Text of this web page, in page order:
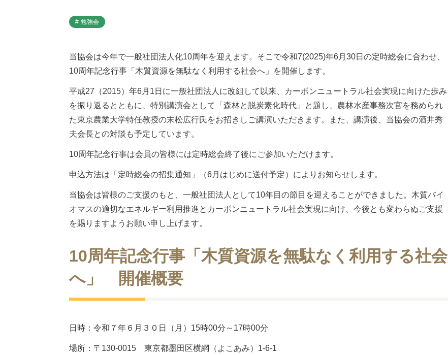
勉強会
当協会は今年で一般社団法人化10周年を迎えます。そこで令和7(2025)年6月30日の定時総会に合わせ、
10周年記念行事「木質資源を無駄なく利用する社会へ」を開催します。
平成27（2015）年6月1日に一般社団法人に改組して以来、カーボンニュートラル社会実現に向けた歩み
を振り返るとともに、特別講演会として「森林と脱炭素化時代」と題し、農林水産事務次官を務められ
た東京農業大学特任教授の末松広行氏をお招きしご講演いただきます。また、講演後、当協会の酒井秀
夫会長との対談も予定しています。
10周年記念行事は会員の皆様には定時総会終了後にご参加いただけます。
申込方法は「定時総会の招集通知」（6月はじめに送付予定）によりお知らせします。
当協会は皆様のご支援のもと、一般社団法人として10年目の節目を迎えることができました。木質バイ
オマスの適切なエネルギー利用推進とカーボンニュートラル社会実現に向け、今後とも変わらぬご支援
を賜りますようお願い申し上げます。
10周年記念行事「木質資源を無駄なく利用する社会
へ」 開催概要
日時：令和７年６月３０日（月）15時00分～17時00分
場所：〒130-0015 東京都墨田区横網（よこあみ）1-6-1